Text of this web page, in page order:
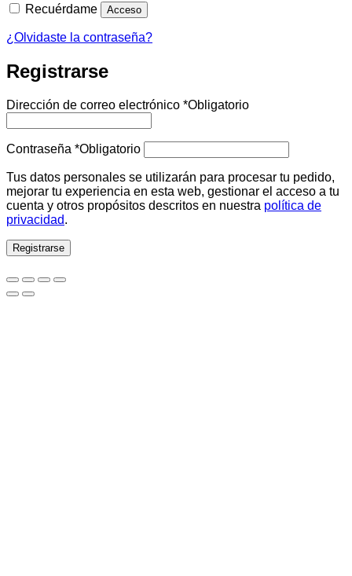
Recuérdame Acceso
¿Olvidaste la contraseña?
Registrarse
Dirección de correo electrónico *Obligatorio
Contraseña *Obligatorio
Tus datos personales se utilizarán para procesar tu pedido,
mejorar tu experiencia en esta web, gestionar el acceso a tu
cuenta y otros propósitos descritos en nuestra política de
privacidad.
Registrarse